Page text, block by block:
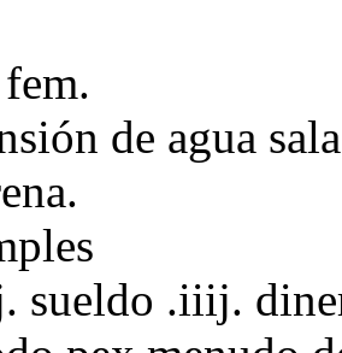
de agua
sueldo .iiij.